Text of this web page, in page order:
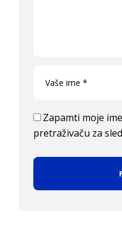
Zapamti moje
pretraživaču za